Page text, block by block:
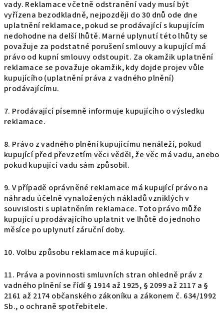
vady. Reklamace včetně odstranění vady musí být
vyřízena bezodkladně, nejpozději do 30 dnů ode dne
uplatnění reklamace, pokud se prodávající s kupujícím
nedohodne na delší lhůtě. Marné uplynutí této lhůty se
považuje za podstatné porušení smlouvy a kupující má
právo od kupní smlouvy odstoupit. Za okamžik uplatnění
reklamace se považuje okamžik, kdy dojde projev vůle
kupujícího (uplatnění práva z vadného plnění)
prodávajícímu.
7. Prodávající písemně informuje kupujícího o výsledku
reklamace.
8. Právo z vadného plnění kupujícímu nenáleží, pokud
kupující před převzetím věci věděl, že věc má vadu, anebo
pokud kupující vadu sám způsobil.
9. V případě oprávněné reklamace má kupující právo na
náhradu účelně vynaložených nákladů vzniklých v
souvislosti s uplatněním reklamace. Toto právo může
kupující u prodávajícího uplatnit ve lhůtě do jednoho
měsíce po uplynutí záruční doby.
10. Volbu způsobu reklamace má kupující.
11. Práva a povinnosti smluvních stran ohledně práv z
vadného plnění se řídí § 1914 až 1925, § 2099 až 2117 a §
2161 až 2174 občanského zákoníku a zákonem č. 634/1992
Sb., o ochraně spotřebitele.